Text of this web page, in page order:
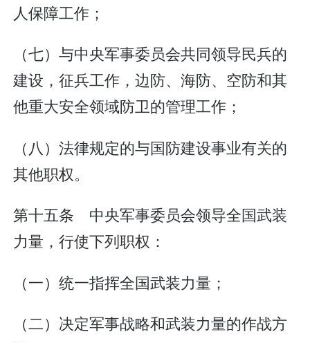
人保障工作；
（七）与中央军事委员会共同领导民兵的
建设，征兵工作，边防、海防、空防和其
他重大安全领域防卫的管理工作；
（八）法律规定的与国防建设事业有关的
其他职权。
第十五条 中央军事委员会领导全国武装
力量，行使下列职权：
（一）统一指挥全国武装力量；
（二）决定军事战略和武装力量的作战方